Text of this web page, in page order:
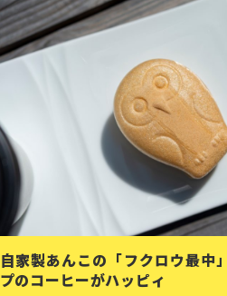
自家製あんこの「フクロウ最中
プのコーヒーがハッピィ